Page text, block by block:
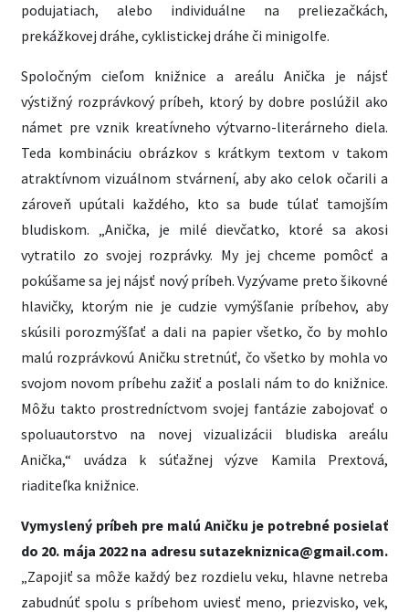
podujatiach, alebo individuálne na preliezačkách,
prekážkovej dráhe, cyklistickej dráhe či minigolfe.
Spoločným cieľom knižnice a areálu Anička je nájsť
výstižný rozprávkový príbeh, ktorý by dobre poslúžil ako
námet pre vznik kreatívneho výtvarno-literárneho diela.
Teda kombináciu obrázkov s krátkym textom v takom
atraktívnom vizuálnom stvárnení, aby ako celok očarili a
zároveň upútali každého, kto sa bude túlať tamojším
bludiskom. „Anička, je milé dievčatko, ktoré sa akosi
vytratilo zo svojej rozprávky. My jej chceme pomôcť a
pokúšame sa jej nájsť nový príbeh. Vyzývame preto šikovné
hlavičky, ktorým nie je cudzie vymýšľanie príbehov, aby
skúsili porozmýšľať a dali na papier všetko, čo by mohlo
malú rozprávkovú Aničku stretnúť, čo všetko by mohla vo
svojom novom príbehu zažiť a poslali nám to do knižnice.
Môžu takto prostredníctvom svojej fantázie zabojovať o
spoluautorstvo na novej vizualizácii bludiska areálu
Anička,“ uvádza k súťažnej výzve Kamila Prextová,
riaditeľka knižnice.
Vymyslený príbeh pre malú Aničku je potrebné posielať
do 20. mája 2022 na adresu sutazekniznica@gmail.com.
„Zapojiť sa môže každý bez rozdielu veku, hlavne netreba
zabudnúť spolu s príbehom uviesť meno, priezvisko, vek,